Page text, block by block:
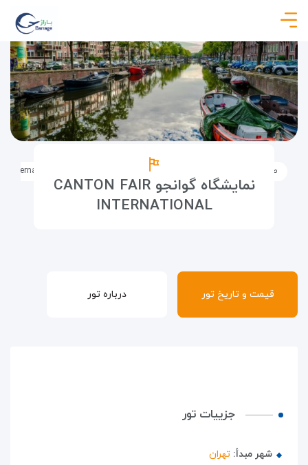
صفحه نخست تور نمایشگاهی
نمایشگاه گوانجو CANTON FAIR
INTERNATIONAL
قیمت و تاریخ تور درباره تور
جزییات تور
شهر مبدأ: تهران